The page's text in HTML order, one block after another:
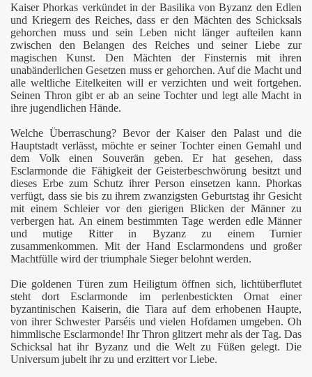
Kaiser Phorkas verkündet in der Basilika von Byzanz den Edlen
und Kriegern des Reiches, dass er den Mächten des Schicksals
gehorchen muss und sein Leben nicht länger aufteilen kann
zwischen den Belangen des Reiches und seiner Liebe zur
magischen Kunst. Den Mächten der Finsternis mit ihren
unabänderlichen Gesetzen muss er gehorchen. Auf die Macht und
alle weltliche Eitelkeiten will er verzichten und weit fortgehen.
Seinen Thron gibt er ab an seine Tochter und legt alle Macht in
ihre jugendlichen Hände.
Welche Überraschung? Bevor der Kaiser den Palast und die
Hauptstadt verlässt, möchte er seiner Tochter einen Gemahl und
dem Volk einen Souverän geben. Er hat gesehen, dass
Esclarmonde die Fähigkeit der Geisterbeschwörung besitzt und
dieses Erbe zum Schutz ihrer Person einsetzen kann. Phorkas
verfügt, dass sie bis zu ihrem zwanzigsten Geburtstag ihr Gesicht
mit einem Schleier vor den gierigen Blicken der Männer zu
verbergen hat. An einem bestimmten Tage werden edle Männer
und mutige Ritter in Byzanz zu einem Turnier
zusammenkommen. Mit der Hand Esclarmondens und großer
Machtfülle wird der triumphale Sieger belohnt werden.
Die goldenen Türen zum Heiligtum öffnen sich, lichtüberflutet
steht dort Esclarmonde im perlenbestickten Ornat einer
byzantinischen Kaiserin, die Tiara auf dem erhobenen Haupte,
von ihrer Schwester Parséis und vielen Hofdamen umgeben. Oh
himmlische Esclarmonde! Ihr Thron glitzert mehr als der Tag. Das
Schicksal hat ihr Byzanz und die Welt zu Füßen gelegt. Die
Universum jubelt ihr zu und erzittert vor Liebe.